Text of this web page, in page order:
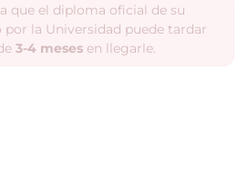
que el diploma oficial de su
la Universidad puede tardar
3-4 meses en llegarle.